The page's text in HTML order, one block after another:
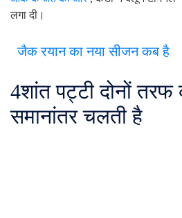
लगा दी।
जैक रयान का नया सीजन कब है
4शांत पट्टी दोनों
समानांतर चलती है